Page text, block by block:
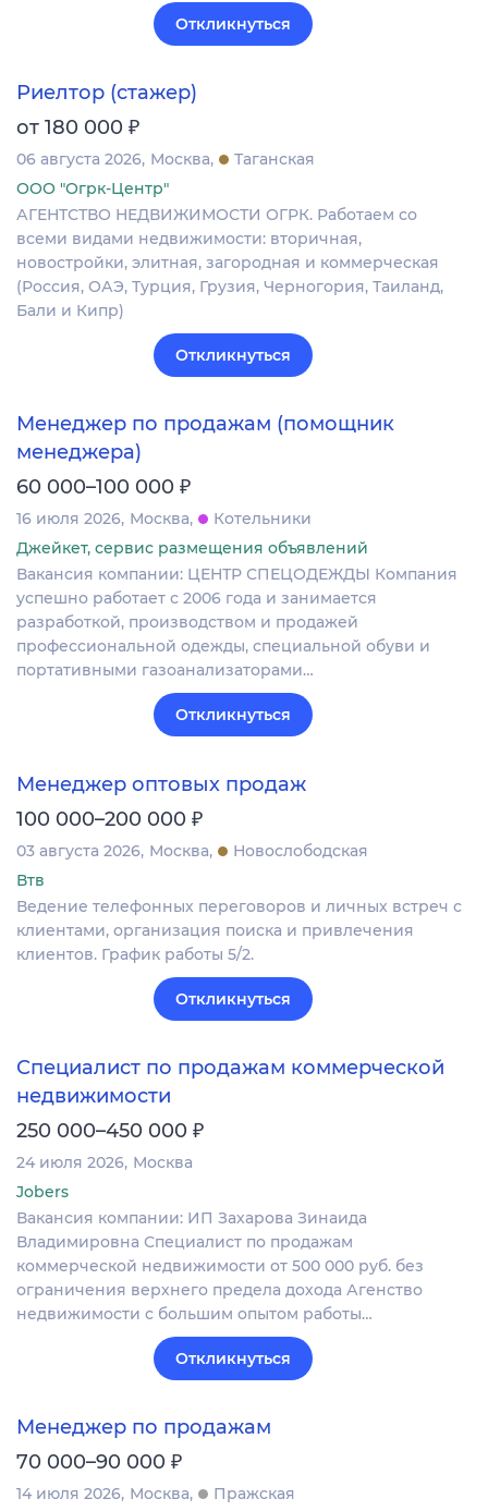
Откликнуться
Риелтор (стажер)
от 180 000 ₽
06 августа 2026 Москва
Таганская
ООО "Огрк-Центр"
АГЕНТСТВО НЕДВИЖИМОСТИ ОГРК. Работаем со
всеми видами недвижимости: вторичная,
новостройки, элитная, загородная и коммерческая
(Россия, ОАЭ, Турция, Грузия, Черногория, Таиланд,
Бали и Кипр)
Откликнуться
Менеджер по продажам (помощник
менеджера)
60 000–100 000 ₽
16 июля 2026 Москва
Котельники
Джейкет, сервис размещения объявлений
Вакансия компании: ЦЕНТР СПЕЦОДЕЖДЫ Компания
успешно работает с 2006 года и занимается
разработкой, производством и продажей
профессиональной одежды, специальной обуви и
портативными газоанализаторами…
Откликнуться
Менеджер оптовых продаж
100 000–200 000 ₽
03 августа 2026 Москва
Новослободская
Втв
Ведение телефонных переговоров и личных встреч с
клиентами, организация поиска и привлечения
клиентов. График работы 5/2.
Откликнуться
Специалист по продажам коммерческой
недвижимости
250 000–450 000 ₽
24 июля 2026 Москва
Jobers
Вакансия компании: ИП Захарова Зинаида
Владимировна Специалист по продажам
коммерческой недвижимости от 500 000 руб. без
ограничения верхнего предела дохода Агенство
недвижимости с большим опытом работы…
Откликнуться
Менеджер по продажам
70 000–90 000 ₽
14 июля 2026 Москва
Пражская